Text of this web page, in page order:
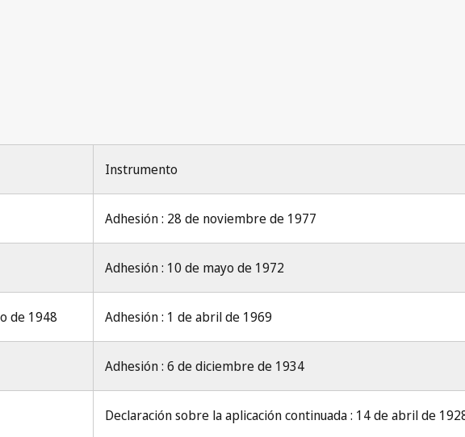
Instrumento
Adhesión : 28 de noviembre de 1977
Adhesión : 10 de mayo de 1972
de 1948 Adhesión : 1 de abril de 1969
Adhesión : 6 de diciembre de 1934
Declaración sobre la aplicación continuada : 14 de abril de